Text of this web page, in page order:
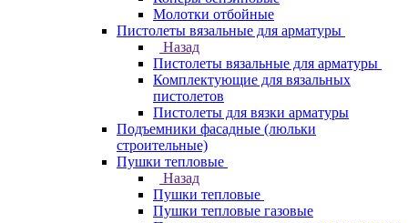
Молотки отбойные
Пистолеты вязальные для арматуры
Назад
Пистолеты вязальные для арматуры
Комплектующие для вязальных
пистолетов
Пистолеты для вязки арматуры
Подъемники фасадные (люльки
строительные)
Пушки тепловые
Назад
Пушки тепловые
Пушки тепловые газовые